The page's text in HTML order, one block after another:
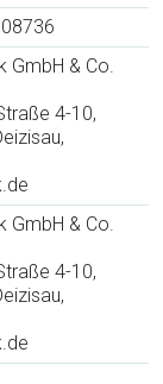
GmbH & Co.
4-10,
GmbH & Co.
4-10,